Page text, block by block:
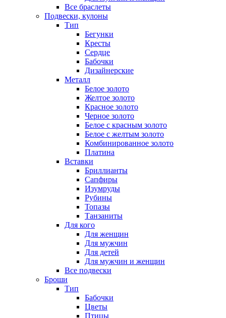
Все браслеты
Подвески, кулоны
Тип
Бегунки
Кресты
Сердце
Бабочки
Дизайнерские
Металл
Белое золото
Желтое золото
Красное золото
Черное золото
Белое с красным золото
Белое с желтым золото
Комбинированное золото
Платина
Вставки
Бриллианты
Сапфиры
Изумруды
Рубины
Топазы
Танзаниты
Для кого
Для женщин
Для мужчин
Для детей
Для мужчин и женщин
Все подвески
Броши
Тип
Бабочки
Цветы
Птицы